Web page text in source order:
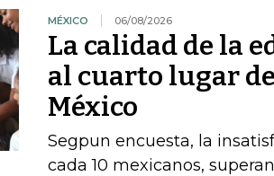
MÉXICO 06/08/2026
La calidad de la
al cuarto lugar
México
Segpun encuesta, la
cada 10 mexicanos,